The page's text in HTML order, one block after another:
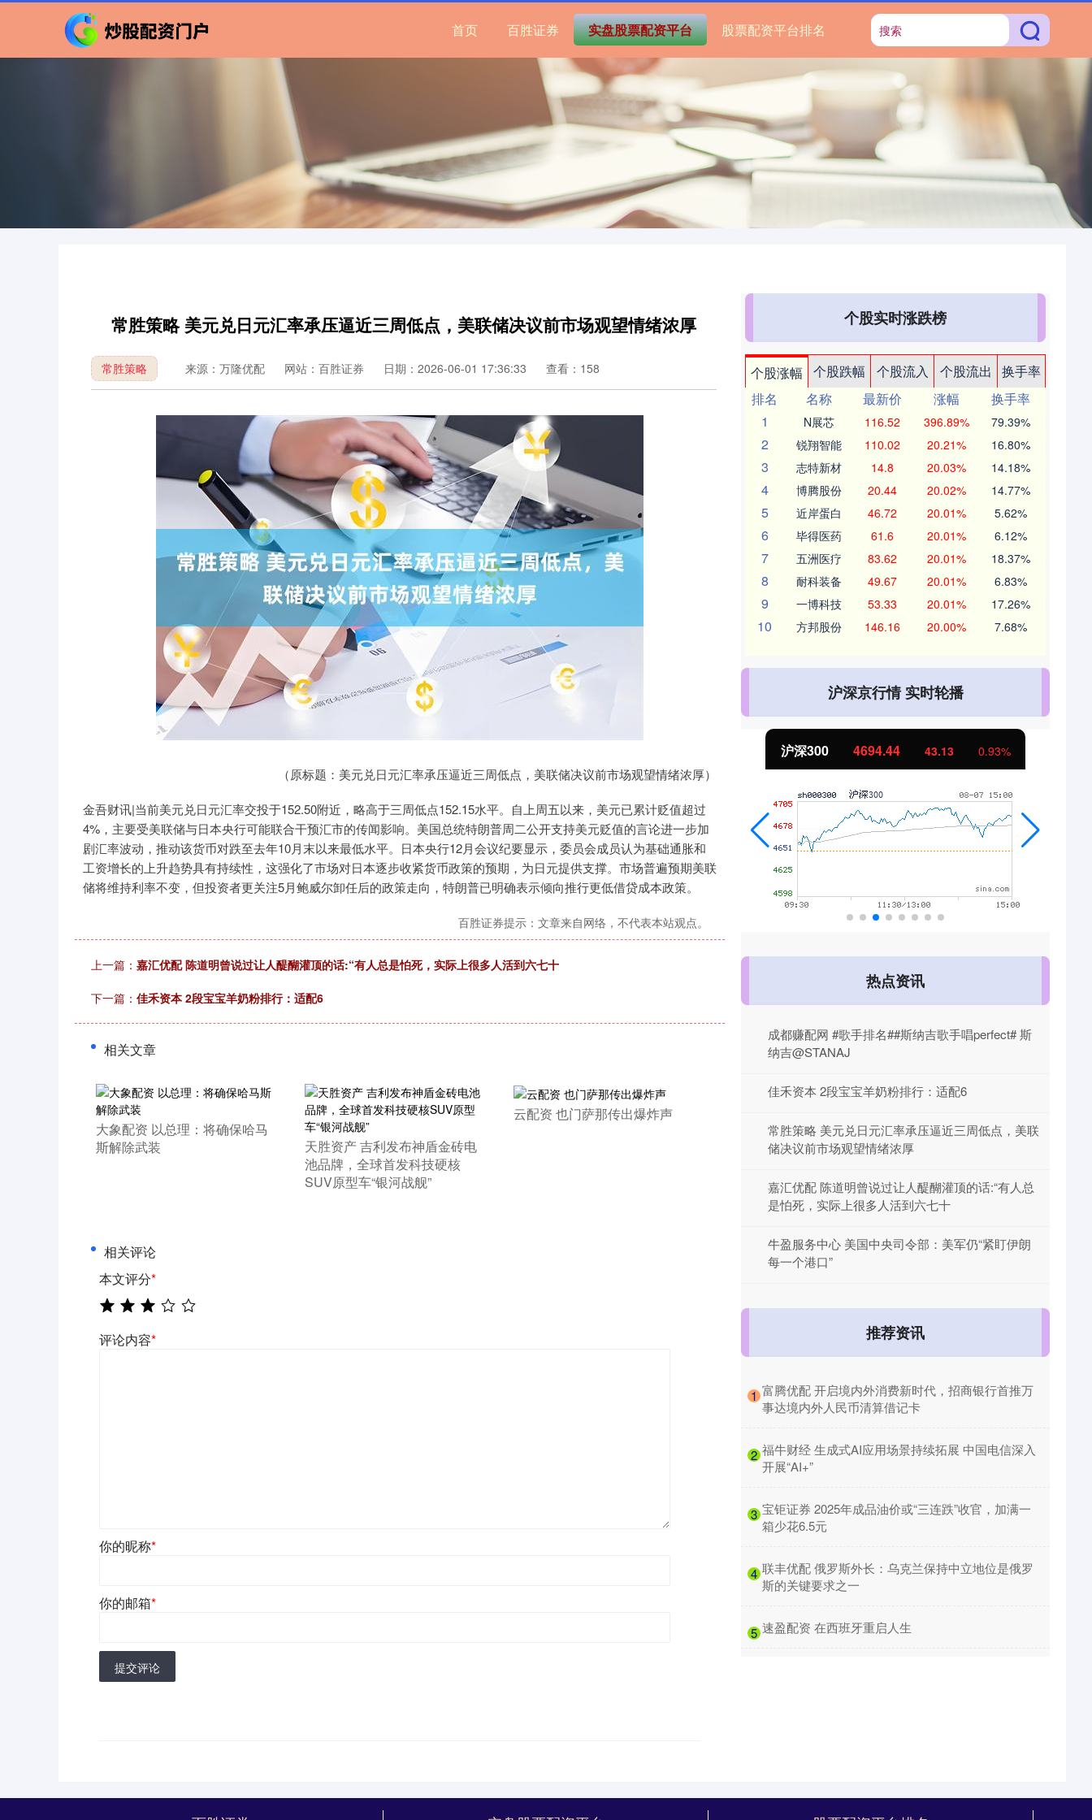
首页 百胜证券 实盘股票配资平台 股票配资平台排名
常胜策略 美元兑日元汇率承压逼近三周低点，美联储决议前市场观望情绪浓厚
常胜策略 来源：万隆优配 网站：百胜证券 日期：2026-06-01 17:36:33 查看：158
（原标题：美元兑日元汇率承压逼近三周低点，美联储决议前市场观望情绪浓厚）
金吾财讯|当前美元兑日元汇率交投于152.50附近，略高于三周低点152.15水平。自上周五以来，美元已累计贬值超过
4%，主要受美联储与日本央行可能联合干预汇市的传闻影响。美国总统特朗普周二公开支持美元贬值的言论进一步加
剧汇率波动，推动该货币对跌至去年10月末以来最低水平。日本央行12月会议纪要显示，委员会成员认为基础通胀和
工资增长的上升趋势具有持续性，这强化了市场对日本逐步收紧货币政策的预期，为日元提供支撑。市场普遍预期美联
储将维持利率不变，但投资者更关注5月鲍威尔卸任后的政策走向，特朗普已明确表示倾向推行更低借贷成本政策。
百胜证券提示：文章来自网络，不代表本站观点。
上一篇： 嘉汇优配 陈道明曾说过让人醍醐灌顶的话:“有人总是怕死，实际上很多人活到六七十
下一篇： 佳禾资本 2段宝宝羊奶粉排行：适配6
相关文章
​大象配资 以总理：将确保哈马
斯解除武装
​天胜资产 吉利发布神盾金砖电
池品牌，全球首发科技硬核
SUV原型车“银河战舰”
​云配资 也门萨那传出爆炸声
相关评论
本文评分*
评论内容*
你的昵称*
你的邮箱*
提交评论
个股实时涨跌榜
个股涨幅 个股跌幅 个股流入 个股流出
换手率
排名
名称 最新价 涨幅
换手率
1
N展芯 116.52 396.89% 79.39%
2 锐翔智能 110.02 20.21% 16.80%
3 志特新材 14.8 20.03% 14.18%
4 博腾股份 20.44 20.02% 14.77%
5 近岸蛋白 46.72 20.01% 5.62%
6 毕得医药 61.6 20.01% 6.12%
7 五洲医疗 83.62 20.01% 18.37%
8 耐科装备 49.67 20.01% 6.83%
9 一博科技 53.33 20.01% 17.26%
10 方邦股份 146.16 20.00% 7.68%
沪深京行情 实时轮播
北证50 1134.24 11.37
热点资讯
成都赚配网 #歌手排名##斯纳吉歌手唱perfect# 斯
纳吉@STANAJ
佳禾资本 2段宝宝羊奶粉排行：适配6
常胜策略 美元兑日元汇率承压逼近三周低点，美联
储决议前市场观望情绪浓厚
嘉汇优配 陈道明曾说过让人醍醐灌顶的话:“有人总
是怕死，实际上很多人活到六七十
牛盈服务中心 美国中央司令部：美军仍“紧盯伊朗
每一个港口”
推荐资讯
1 ​富腾优配 开启境内外消费新时代，招商银行首推万
事达境内外人民币清算借记卡
2 ​福牛财经 生成式AI应用场景持续拓展 中国电信深入
开展“AI+”
3 ​宝钜证券 2025年成品油价或“三连跌”收官，加满一
箱少花6.5元
4 ​联丰优配 俄罗斯外长：乌克兰保持中立地位是俄罗
斯的关键要求之一
5 ​速盈配资 在西班牙重启人生